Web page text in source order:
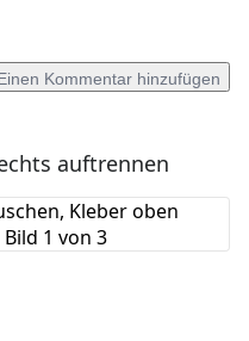
Kommentar hinzufügen
hinzufügenauftrennen